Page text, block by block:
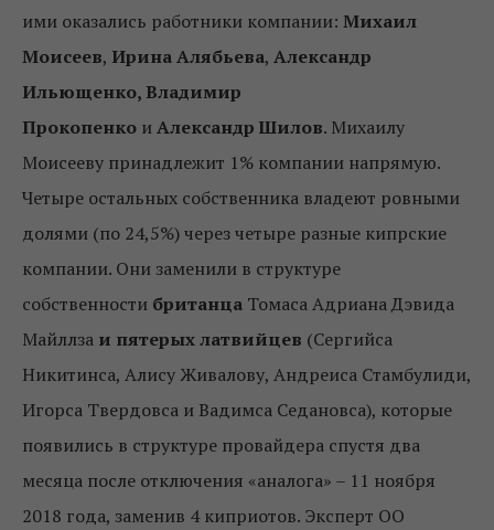
ими оказались работники компании: Михаил
Моисеев, Ирина Алябьева, Александр
Ильющенко, Владимир
Прокопенко иАлександр Шилов. Михаилу
Моисееву принадлежит 1% компании напрямую.
Четыре остальных собственника владеют ровными
долями (по 24,5%) через четыре разные кипрские
компании. Они заменили в структуре
собственности британца Томаса Адриана Дэвида
Майллза и пятерых латвийцев (Сергийса
Никитинса, Алису Живалову, Андреиса Стамбулиди,
Игорса Твердовса и Вадимса Седановса), которые
появились в структуре провайдера спустя два
месяца после отключения «аналога» – 11 ноября
2018 года, заменив 4 киприотов. Эксперт ОО